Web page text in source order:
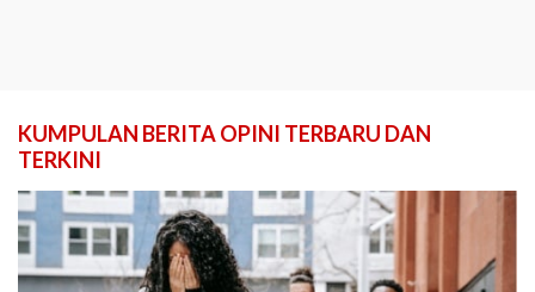
KUMPULAN BERITA OPINI TERBARU DAN
TERKINI